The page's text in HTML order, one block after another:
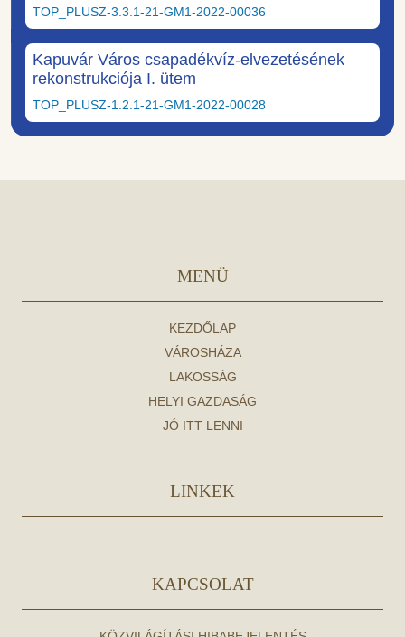
TOP_PLUSZ-3.3.1-21-GM1-2022-00036
Kapuvár Város csapadékvíz-elvezetésének
rekonstrukciója I. ütem
TOP_PLUSZ-1.2.1-21-GM1-2022-00028
MENÜ
KEZDŐLAP
VÁROSHÁZA
LAKOSSÁG
HELYI GAZDASÁG
JÓ ITT LENNI
LINKEK
KAPCSOLAT